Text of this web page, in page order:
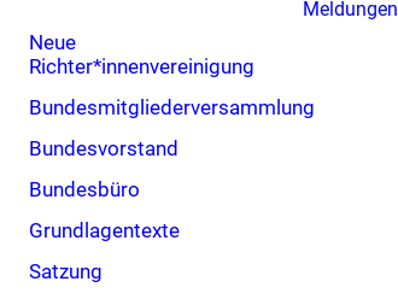
Neue
Richter*innenvereinigung
Bundesmitgliederversammlung
Bundesvorstand
Bundesbüro
Grundlagentexte
Satzung
Meldungen